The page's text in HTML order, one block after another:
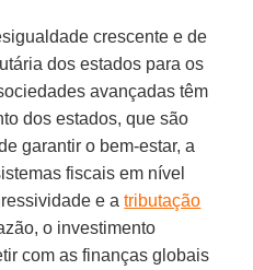
crescente e de
dos estados para os
avançadas têm
dos estados, que são
garantir o bem-estar, a
fiscais em nível
e atributação
o investimento
com as finanças globais